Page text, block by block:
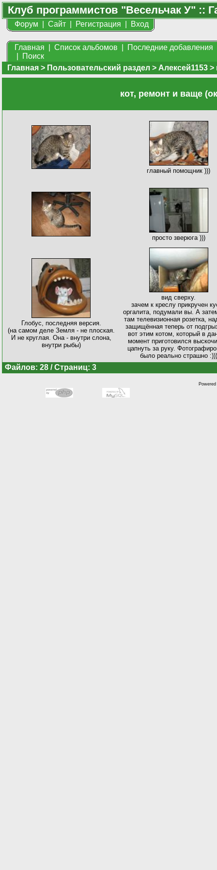
Клуб программистов "Весельчак У" ::
Форум Сайт Регистрация Вход
Главная Список альбомов Последние добавления
Поиск
Главная > Пользовательский раздел > Алексей1153 >
кот, ремонт и ваще
главный помощник )))
просто зверюга )))
Глобус, последняя версия.
(на самом деле Земля - не плоская.
И не круглая. Она - внутри слона,
внутри рыбы)
вид сверху.
зачем к креслу прикручен
оргалита, подумали вы. А
там телевизионная розетка,
защищённая теперь от
вот этим котом, который в
момент приготовился
цапнуть за руку.
было реально страшно :)))
Файлов: 28 / Страниц: 3